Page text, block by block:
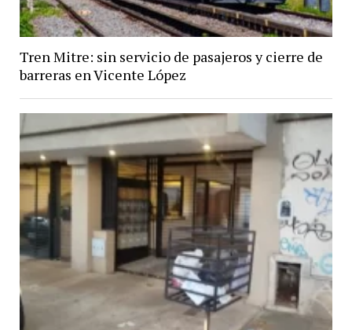
Tren Mitre: sin servicio de pasajeros y cierre de
barreras en Vicente López